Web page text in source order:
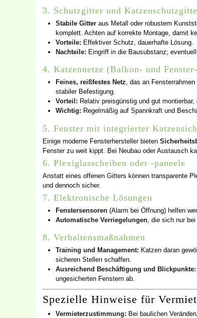
3. Schutzgitter und
Stabile Gitter aus Metall oder robustem
komplett. Achten auf korrekte Montage, damit
Vorteile: Effektiver Schutz, dauerhafte Lösung.
Nachteile: Eingriff in die Bausubstanz;
4. Katzennetze (Balkon- und
Feines, reißfestes Netz, das an
stabiler Befestigung.
Vorteil: Relativ preisgünstig und gut
Wichtig: Regelmäßig auf Spannkraft und
5. Fenster mit integrierter
Einige moderne Fensterhersteller bieten
Fenster zu weit kippt. Bei Neubau oder Austausch
6. Plexiglasscheiben oder -paneele
Anstatt eines offenen Gitters können transparente
und dennoch sicher.
7. Elektronische Lösungen
Fenstersensoren (Alarm bei Öffnung) helfen
Automatische Verriegelungen , die sich nur
8. Verhaltensmaßnahmen
Training und Management: Katzen daran
sicheren Stellen schaffen.
Ausreichend Beschäftigung und Blickpunkte:
ungesicherten Fenstern ab.
Spezielle Hinweise für
Vermieterzustimmung: Bei baulichen